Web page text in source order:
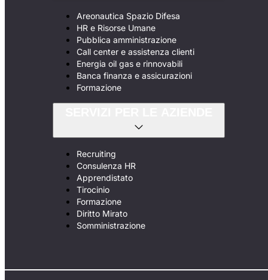
Areonautica Spazio Difesa
HR e Risorse Umane
Pubblica amministrazione
Call center e assistenza clienti
Energia oil gas e rinnovabili
Banca finanza e assicurazioni
Formazione
Recruiting
Consulenza HR
Apprendistato
Tirocinio
Formazione
Diritto Mirato
Somministrazione